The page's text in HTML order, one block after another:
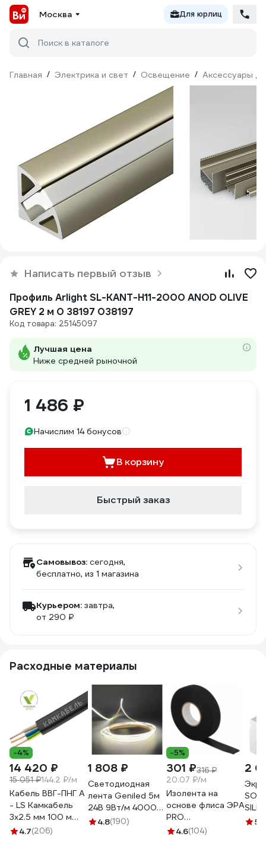
Москва Для юрлиц
Поиск в каталоге
Главная / Электрика и свет / Освещение / Аксессуары
Написать первый отзыв
Профиль Arlight SL-KANT-H11-2000 ANOD OLIVE
GREY 2 м 0 38197 038197
Код товара: 25145097
Лучшая цена
Ниже средней рыночной
1 486 ₽
Начислим 14 бонусов
В корзину
Быстрый заказ
Самовывоз: сегодня,
бесплатно, из 1 магазина
Курьером: завтра,
от 290 ₽
Расходные материалы
-4%
14 420 ₽
15 051 ₽144.2 ₽/м
Кабель ВВГ-ПНГ А
- LS Камкабель
3x2.5 мм 100 м
ГОСТ
4.7(206)
1 808 ₽
Светодиодная
лента Geniled 5м
24В 9Вт/м 4000К
COB нейтральная
4.8(190)
-5%
301 ₽316 ₽
20.07 ₽/м
Изолента на
основе флиса ЭРА
PRO
PROFLEEC1915 19
4.6(104)
2
5